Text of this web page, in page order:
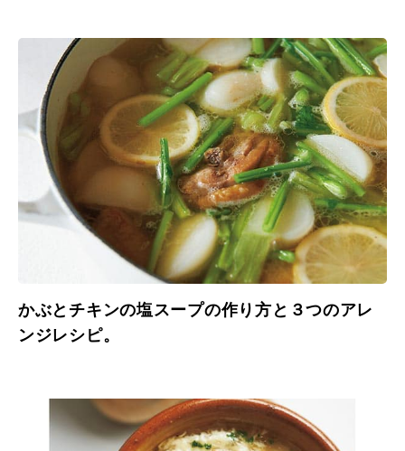
かぶとチキンの塩スープの作り方と３つのアレ
ンジレシピ。